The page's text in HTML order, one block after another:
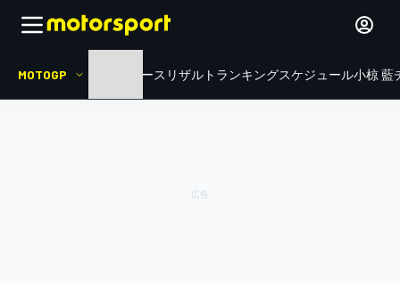
MOTOGP ニュース リザルト ランキングスケジュール小椋 藍